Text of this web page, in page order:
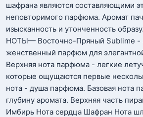
шафрана являются составляющими
неповторимого парфюма. Аромат
изысканность и утонченность
НОТЫ— Восточно-Пряный Sublime -
женственный парфюм для
Верхняя нота парфюма - легкие
которые ощущаются первые
нота - душа парфюма. Базовая нота
глубину аромата. Верхняя часть
Имбирь Нота сердца Шафран Нота